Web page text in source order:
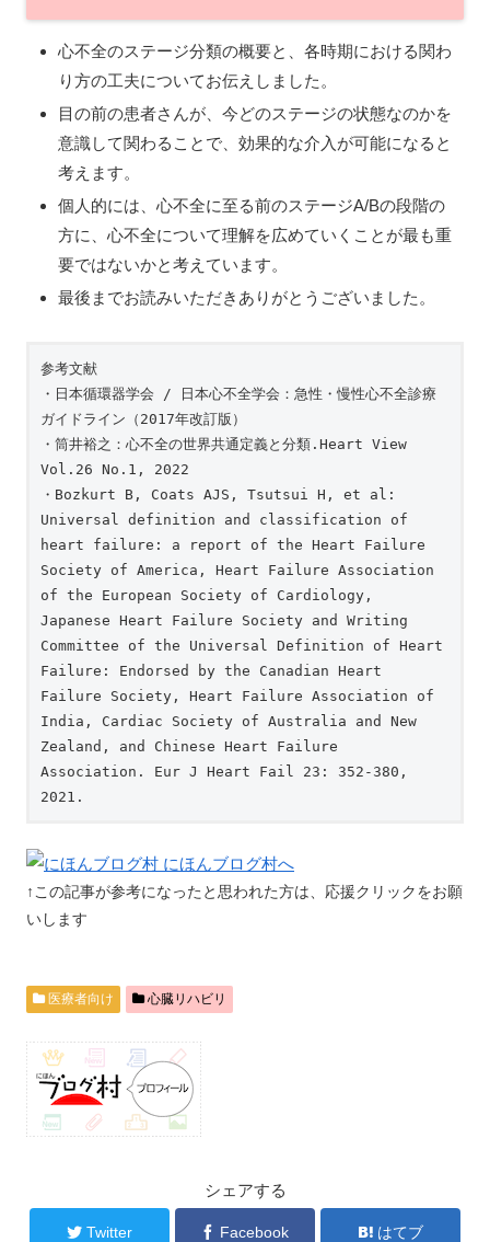
心不全のステージ分類の概要と、各時期における関わ
り方の工夫についてお伝えしました。
目の前の患者さんが、今どのステージの状態なのかを
意識して関わることで、効果的な介入が可能になると
考えます。
個人的には、心不全に至る前のステージA/Bの段階の
方に、心不全について理解を広めていくことが最も重
要ではないかと考えています。
最後までお読みいただきありがとうございました。
参考文献
・日本循環器学会 / 日本心不全学会：急性・慢性心不全診療
ガイドライン（2017年改訂版）
・筒井裕之：心不全の世界共通定義と分類.Heart View
Vol.26 No.1, 2022
・Bozkurt B, Coats AJS, Tsutsui H, et al:
Universal definition and classification of
heart failure: a report of the Heart Failure
Society of America, Heart Failure Association
of the European Society of Cardiology,
Japanese Heart Failure Society and Writing
Committee of the Universal Definition of Heart
Failure: Endorsed by the Canadian Heart
Failure Society, Heart Failure Association of
India, Cardiac Society of Australia and New
Zealand, and Chinese Heart Failure
Association. Eur J Heart Fail 23: 352-380,
2021.
↑この記事が参考になったと思われた方は、応援クリックをお願
いします
医療者向け 心臓リハビリ
シェアする
Twitter Facebook はてブ